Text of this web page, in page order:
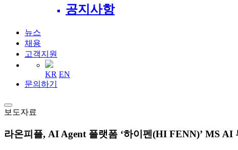
공지사항
뉴스
채용
고객지원
KR EN
문의하기
보도자료
라온피플, AI Agent 플랫폼 ‘하이펜(HI FENN)’ MS AI